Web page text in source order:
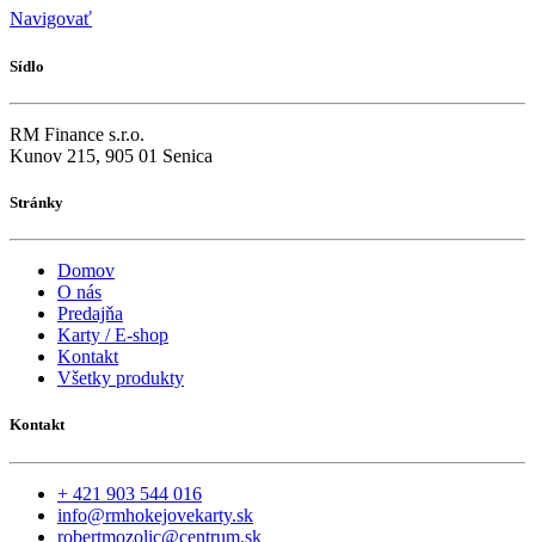
Navigovať
Sídlo
RM Finance s.r.o.
Kunov 215, 905 01 Senica
Stránky
Domov
O nás
Predajňa
Karty / E-shop
Kontakt
Všetky produkty
Kontakt
+ 421 903 544 016
info@rmhokejovekarty.sk
robertmozolic@centrum.sk